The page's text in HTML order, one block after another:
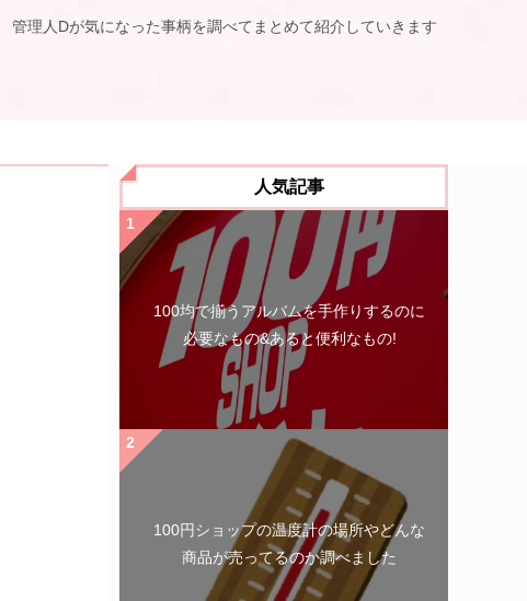
管理人Dが気になった事柄を調べてまとめて紹介していきます
人気記事
100均で揃うアルバムを手作りするのに
必要なもの&あると便利なもの!
100円ショップの温度計の場所やどんな
商品が売ってるのか調べました